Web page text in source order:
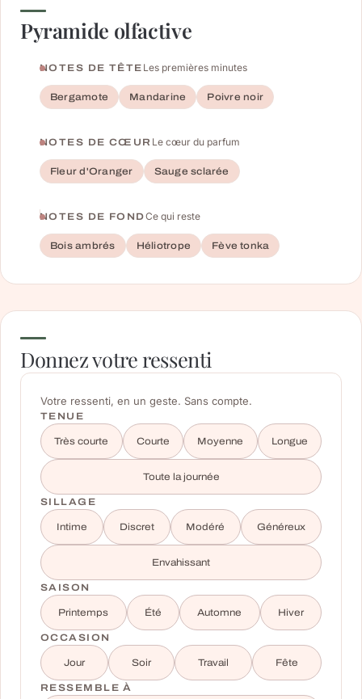
Pyramide olfactive
NOTES DE TÊTE Les premières minutes
Bergamote Mandarine Poivre noir
NOTES DE CŒUR Le cœur du parfum
Fleur d'Oranger Sauge sclarée
NOTES DE FONDCe qui reste
Bois ambrés Héliotrope Fève tonka
Donnez votre ressenti
Votre ressenti, en un geste. Sans compte.
TENUE
Très courte Courte Moyenne Longue
Toute la journée
SILLAGE
Intime Discret Modéré Généreux
Envahissant
SAISON
Printemps Été Automne Hiver
OCCASION
Jour Soir Travail Fête
RESSEMBLE À